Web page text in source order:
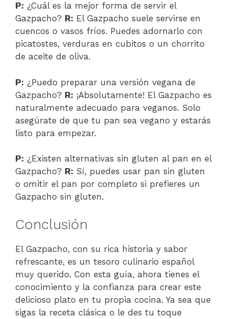
P: ¿Cuál es la mejor forma de servir el
Gazpacho? R: El Gazpacho suele servirse en
cuencos o vasos fríos. Puedes adornarlo con
picatostes, verduras en cubitos o un chorrito
de aceite de oliva.
P: ¿Puedo preparar una versión vegana de
Gazpacho? R: ¡Absolutamente! El Gazpacho es
naturalmente adecuado para veganos. Solo
asegúrate de que tu pan sea vegano y estarás
listo para empezar.
P: ¿Existen alternativas sin gluten al pan en el
Gazpacho? R: Sí, puedes usar pan sin gluten
o omitir el pan por completo si prefieres un
Gazpacho sin gluten.
Conclusión
El Gazpacho, con su rica historia y sabor
refrescante, es un tesoro culinario español
muy querido. Con esta guía, ahora tienes el
conocimiento y la confianza para crear este
delicioso plato en tu propia cocina. Ya sea que
sigas la receta clásica o le des tu toque